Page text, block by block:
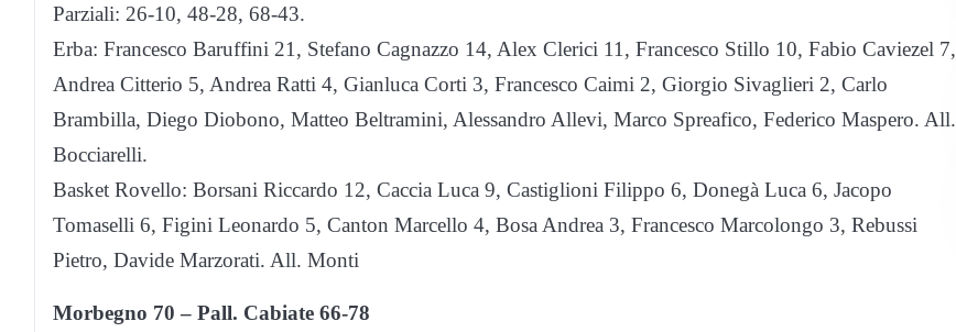
Parziali: 26-10, 48-28, 68-43.
Erba: Francesco Baruffini 21, Stefano Cagnazzo 14, Alex Clerici 11, Francesco Stillo 10, Fabio Caviezel 7,
Andrea Citterio 5, Andrea Ratti 4, Gianluca Corti 3, Francesco Caimi 2, Giorgio Sivaglieri 2, Carlo
Brambilla, Diego Diobono, Matteo Beltramini, Alessandro Allevi, Marco Spreafico, Federico Maspero. All.
Bocciarelli.
Basket Rovello: Borsani Riccardo 12, Caccia Luca 9, Castiglioni Filippo 6, Donegà Luca 6, Jacopo
Tomaselli 6, Figini Leonardo 5, Canton Marcello 4, Bosa Andrea 3, Francesco Marcolongo 3, Rebussi
Pietro, Davide Marzorati. All. Monti
Morbegno 70 – Pall. Cabiate 66-78